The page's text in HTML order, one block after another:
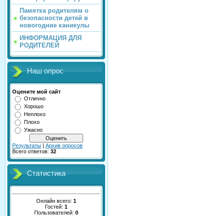
Памятка родителям о
безопасности детей в
новогодние каникулы
ИНФОРМАЦИЯ ДЛЯ
РОДИТЕЛЕЙ
Наш опрос
Оцените мой сайт
Отлично
Хорошо
Неплохо
Плохо
Ужасно
Результаты | Архив опросов
Всего ответов: 32
Статистика
Онлайн всего: 1
Гостей: 1
Пользователей: 0